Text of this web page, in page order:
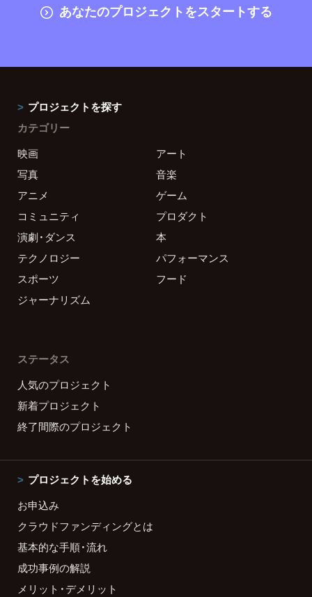
あなたのプロジェクトをスタートする
プロジェクトを探す
カテゴリー
映画
アート
写真
音楽
アニメ
ゲーム
コミュニティ
プロダクト
演劇・ダンス
本
テクノロジー
パフォーマンス
スポーツ
フード
ジャーナリズム
ステータス
人気のプロジェクト
新着プロジェクト
終了間際のプロジェクト
プロジェクトを始める
お申込み
クラウドファンディングとは
基本的な手順・流れ
成功事例の解説
メリット・デメリット